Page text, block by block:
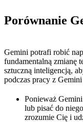
Porównanie
Gemini potrafi robić
fundamentalną zmianę
sztuczną inteligencją,
podczas pracy z
Ponieważ
lub pisać do
zrozumie Cię i